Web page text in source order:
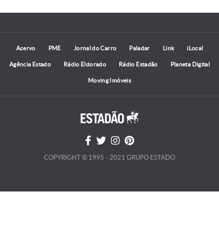
Acervo PME Jornal do Carro Paladar Link iLocal
Agência Estado Rádio Eldorado Rádio Estadão Planeta Digital
Moving Imóveis
COPYRIGHT © 1995 - 2021 GRUPO ESTADO